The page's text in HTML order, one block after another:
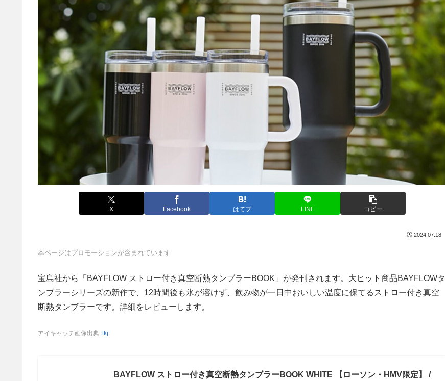
X Facebook はてブ LINE コピー
2024.07.18
本ページはプロモーションが含まれています
宝島社から「BAYFLOW ストロー付き真空断熱タンブラーBOOK」が発刊されます。大ヒット商品BAYFLOWタ
ンブラーシリーズの新作で、12時間後も氷が溶けず、飲み物が一日中おいしい温度に保てるストロー付き真空
断熱タンブラーです。詳細をレビューします。
アイキャッチ画像出典: tkj
BAYFLOW ストロー付き真空断熱タンブラーBOOK WHITE 【ローソン・HMV限定】 /